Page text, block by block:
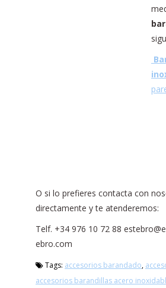
O si lo prefieres contacta con
directamente y te atenderemos:
Telf. +34 976 10 72 88
ebro.com
Tags: accesorios barandado,
accesorios barandillas acero